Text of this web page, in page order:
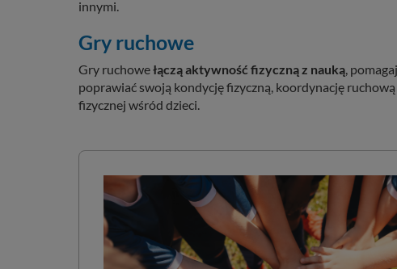
innymi.
Gry ruchowe
Gry ruchowełączą aktywność fizyczną z nauką ,
poprawiać swoją kondycję fizyczną, koordynację
fizycznej wśród dzieci.